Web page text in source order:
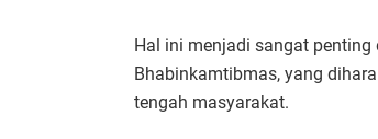
Hal ini menjadi sangat
Bhabinkamtibmas, yang
tengah masyarakat.